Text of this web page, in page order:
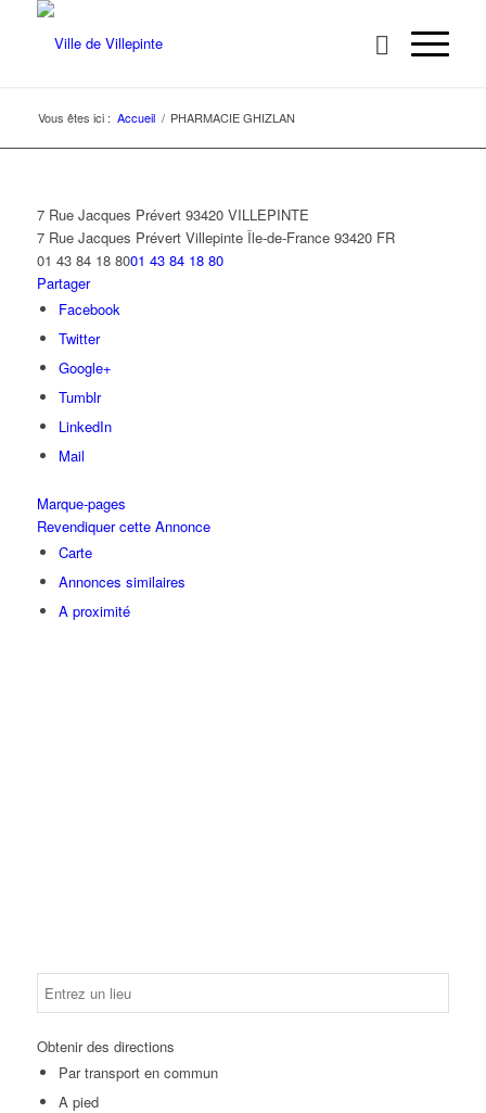
Vous êtes ici : Accueil / PHARMACIE GHIZLAN
7 Rue Jacques Prévert 93420 VILLEPINTE
7 Rue Jacques Prévert Villepinte Île-de-France 93420 FR
01 43 84 18 8001 43 84 18 80
Partager
Facebook
Twitter
Google+
Tumblr
LinkedIn
Mail
Marque-pages
Revendiquer cette Annonce
Carte
Annonces similaires
A proximité
Obtenir des directions
Par transport en commun
A pied